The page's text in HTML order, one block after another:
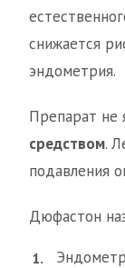
снижается
эндометрия.
Препарат не
средством.
подавления
Дюфастон